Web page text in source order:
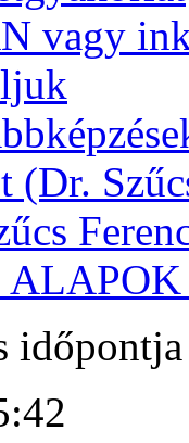
vagy
(Dr.
időpontja